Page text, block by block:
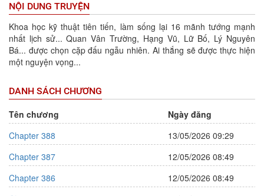
NỘI DUNG TRUYỆN
Khoa học kỹ thuật tiên tiến, làm sống lại 16 mãnh tướng mạnh
nhất lịch sử... Quan Vân Trường, Hạng Vũ, Lữ Bố, Lý Nguyên
Bá... được chọn cặp đấu ngẫu nhiên. Ai thắng sẽ được thực hiện
một nguyện vọng...
DANH SÁCH CHƯƠNG
Tên chương
Ngày đăng
Chapter 388
13/05/2026 09:29
Chapter 387
12/05/2026 08:49
Chapter 386
12/05/2026 08:49